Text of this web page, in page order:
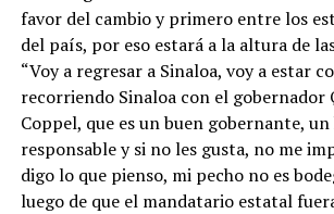
favor del cambio y primero entre los
del país, por eso estará a la altura de
“Voy a regresar a Sinaloa, voy a estar
recorriendo Sinaloa con el gobernador
Coppel, que es un buen gobernante,
responsable y si no les gusta, no me
digo lo que pienso, mi pecho no es
luego de que el mandatario estatal